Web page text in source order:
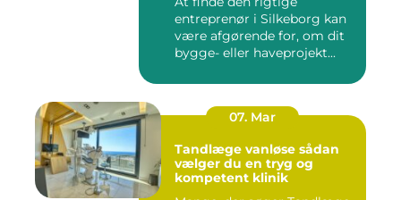
entreprenør i Silkeborg kan
være afgørende for, om dit
bygge- eller haveprojekt...
07. Mar
Tandlæge vanløse sådan
vælger du en tryg og
kompetent klinik